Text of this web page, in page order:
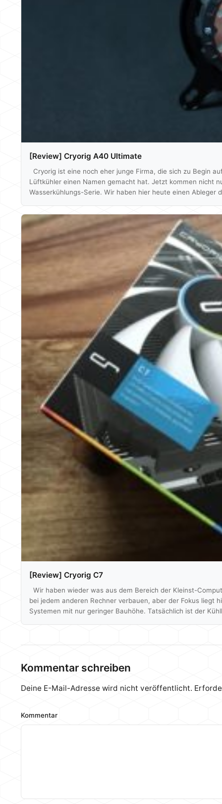
[Review] Cryorig A40 Ultimate
Cryorig ist eine noch eher junge Firma, die sich zu Begin
Lüftkühler einen Namen gemacht hat. Jetzt kommen nicht
Wasserkühlungs-Serie. Wir haben hier heute einen
[Review] Cryorig C7
Wir haben wieder was aus dem Bereich der Kleinst-
bei jedem anderen Rechner verbauen, aber der Fokus liegt
Systemen mit nur geringer Bauhöhe. Tatsächlich ist der
Kommentar schreiben
Deine E-Mail-Adresse wird nicht veröffentlicht.
Kommentar